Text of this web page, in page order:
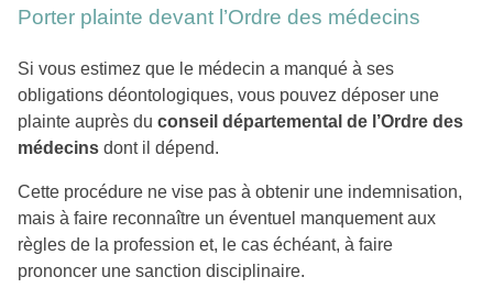
Porter plainte devant l’Ordre des médecins
Si vous estimez que le médecin a manqué à ses
obligations déontologiques, vous pouvez déposer une
plainte auprès du conseil départemental de l’Ordre des
médecins dont il dépend.
Cette procédure ne vise pas à obtenir une indemnisation,
mais à faire reconnaître un éventuel manquement aux
règles de la profession et, le cas échéant, à faire
prononcer une sanction disciplinaire.